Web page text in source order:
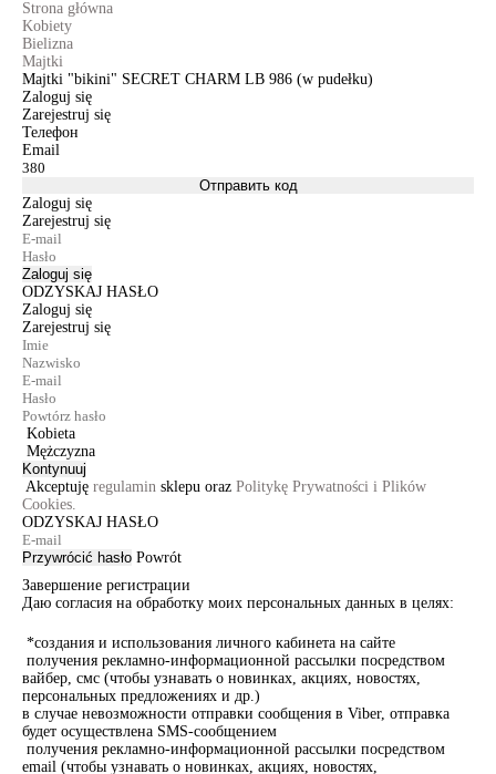
Strona główna
Kobiety
Bielizna
Majtki
Majtki "bikini" SECRET CHARM LB 986 (w pudełku)
Zaloguj się
Zarejestruj się
Телефон
Email
Отправить код
Zaloguj się
Zarejestruj się
Zaloguj się
ODZYSKAJ HASŁO
Zaloguj się
Zarejestruj się
Kobieta
Mężczyzna
Kontynuuj
Akceptuję regulamin sklepu oraz Politykę Prywatności i Plików
Cookies.
ODZYSKAJ HASŁO
Przywrócić hasło Powrót
Завершение регистрации
Даю согласия на обработку моих персональных данных в целях:
*создания и использования личного кабинета на сайте
получения рекламно-информационной рассылки посредством
вайбер, смс (чтобы узнавать о новинках, акциях, новостях,
персональных предложениях и др.)
в случае невозможности отправки сообщения в Viber, отправка
будет осуществлена SMS-сообщением
получения рекламно-информационной рассылки посредством
email (чтобы узнавать о новинках, акциях, новостях,